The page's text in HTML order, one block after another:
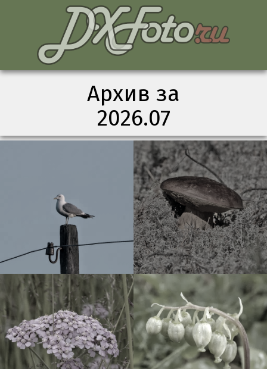
Архив за
2026.07